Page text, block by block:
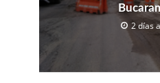
2 días